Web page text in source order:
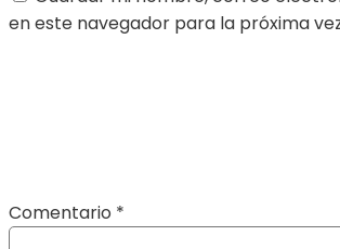
en este navegador para la próxima
Comentario *